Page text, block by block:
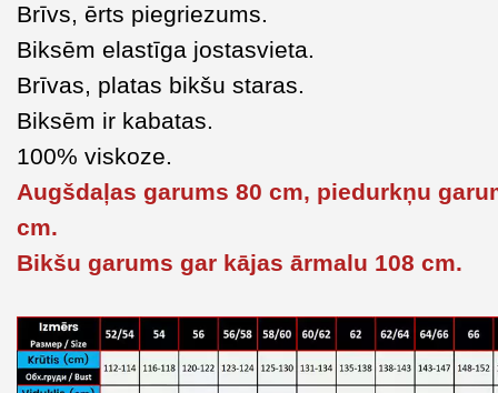
Brīvs, ērts piegriezums.
Biksēm elastīga jostasvieta.
Brīvas, platas bikšu staras.
Biksēm ir kabatas.
100% viskoze.
Augšdaļas garums 80 cm, piedurkņu
cm.
Bikšu garums gar kājas ārmalu 108 cm.